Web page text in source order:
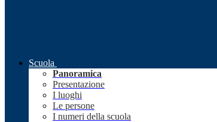
Scuola
Panoramica
Presentazione
I luoghi
Le persone
I numeri della scuola